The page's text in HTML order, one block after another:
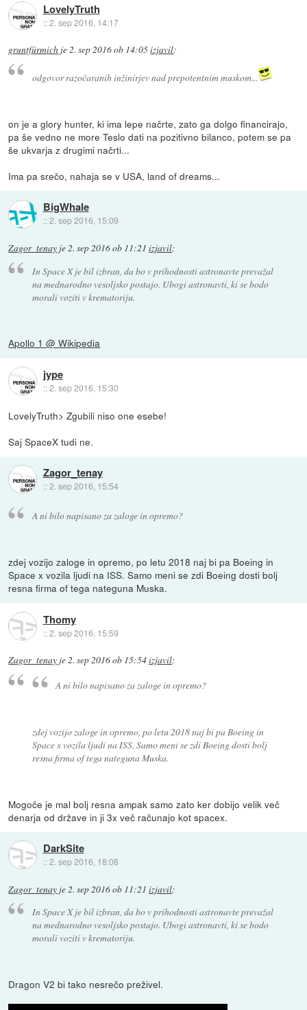
LovelyTruth
::2. sep 2016, 14:17
gruntfürmich je2. sep 2016 ob 14:05izjavil:
odgovor razočaranih inžinirjev nad prepotentnim muskom...
on je a glory hunter, ki ima lepe načrte, zato ga dolgo financirajo,
pa še vedno ne more Teslo dati na pozitivno bilanco, potem se pa
še ukvarja z drugimi načrti...
Ima pa srečo, nahaja se v USA, land of dreams...
BigWhale
::2. sep 2016, 15:09
Zagor_tenay je2. sep 2016 ob 11:21 izjavil:
In Space X je bil izbran, da bo v prihodnosti astronavte prevažal
na mednarodno vesoljsko postajo. Ubogi astronavti, ki se bodo
morali voziti v krematoriju.
Apollo 1 @ Wikipedia
jype
::2. sep 2016, 15:30
LovelyTruth> Zgubili niso one esebe!
Saj SpaceX tudi ne.
Zagor_tenay
::2. sep 2016, 15:54
A ni bilo napisano za zaloge in opremo?
zdej vozijo zaloge in opremo, po letu 2018 naj bi pa Boeing in
Space x vozila ljudi na ISS. Samo meni se zdi Boeing dosti bolj
resna firma of tega nateguna Muska.
Thomy
::2. sep 2016, 15:59
Zagor_tenay je2. sep 2016 ob 15:54izjavil:
A ni bilo napisano za zaloge in opremo?
zdej vozijo zaloge in opremo, po letu 2018 naj bi pa Boeing in
Space x vozila ljudi na ISS. Samo meni se zdi Boeing dosti bolj
resna firma of tega nateguna Muska.
Mogoče je mal bolj resna ampak samo zato ker dobijo velik več
denarja od države in ji 3x več računajo kot spacex.
DarkSite
::2. sep 2016, 18:08
Zagor_tenay je 2. sep 2016 ob 11:21 izjavil:
In Space X je bil izbran, da bo v prihodnosti astronavte prevažal
na mednarodno vesoljsko postajo. Ubogi astronavti, ki se bodo
morali voziti v krematoriju.
Dragon V2 bi tako nesrečo preživel.